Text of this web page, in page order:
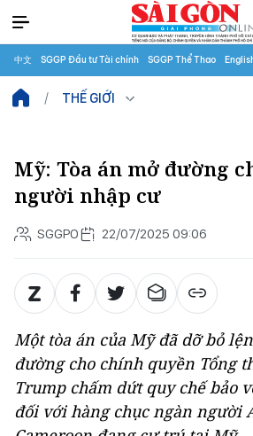
中文 SGGP Đầu tư Tài chính SGGP Thể Thao
THẾ GIỚI
Mỹ: Tòa án mở đường
người nhập cư
SGGPO 22/07/2025 09:06
Một tòa án của Mỹ đã dỡ bỏ
đường cho chính quyền Tổng
Trump chấm dứt quy chế bảo
đối với hàng chục ngàn người